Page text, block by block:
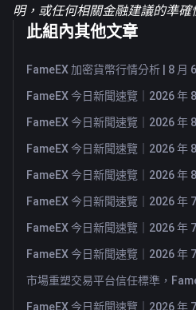
明，或任何相關金融建議的準
此組內其他文章